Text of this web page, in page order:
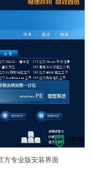
方专业版安装界面